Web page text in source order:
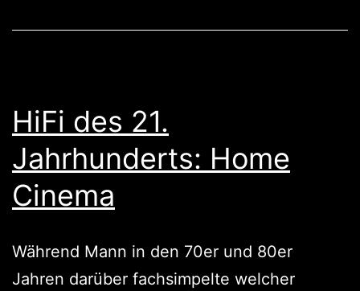
System
HiFi des 21.
Jahrhunderts: Home
Cinema
Während Mann in den 70er und 80er
Jahren darüber fachsimpelte welcher